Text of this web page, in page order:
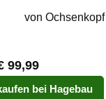
von Ochsenkopf
99,99
bei Hagebau